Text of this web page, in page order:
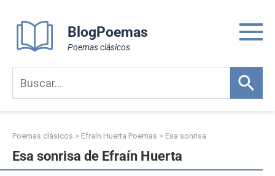
content
BlogPoemas
Poemas clásicos
Poemas clásicos > Efraín Huerta Poemas > Esa sonrisa
Esa sonrisa de Efraín Huerta